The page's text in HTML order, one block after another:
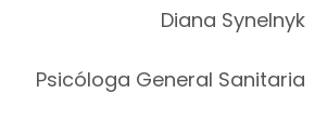
Diana Synelnyk
Psicóloga General Sanitaria